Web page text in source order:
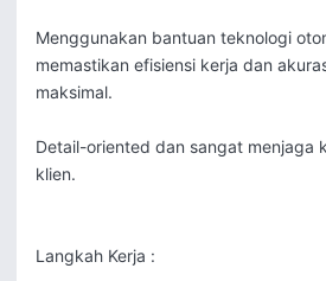
Menggunakan bantuan teknologi
memastikan efisiensi kerja dan
maksimal.
Detail-oriented dan sangat menjaga
klien.
Langkah Kerja :